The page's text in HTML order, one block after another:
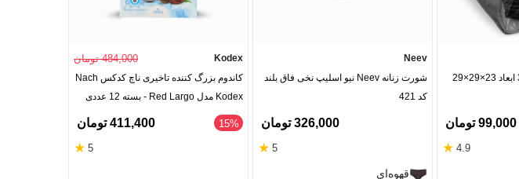
کاور بوت ضد آب کد 335 ابعاد 23×29×29
99,000 تومان
4.9
★
Neev
شورت زنانه Neev نیو اسلیپ نخی فاق بلند
کد 421
326,000 تومان
5
★
قهوه‌ای
Kodex 484,000 تومان
کاندوم بزرگ کننده تاخیری ناچ کدکس Nach
Kodex مدل Red Largo - بسته 12 عددی
‎15% 411,400 تومان
5
★